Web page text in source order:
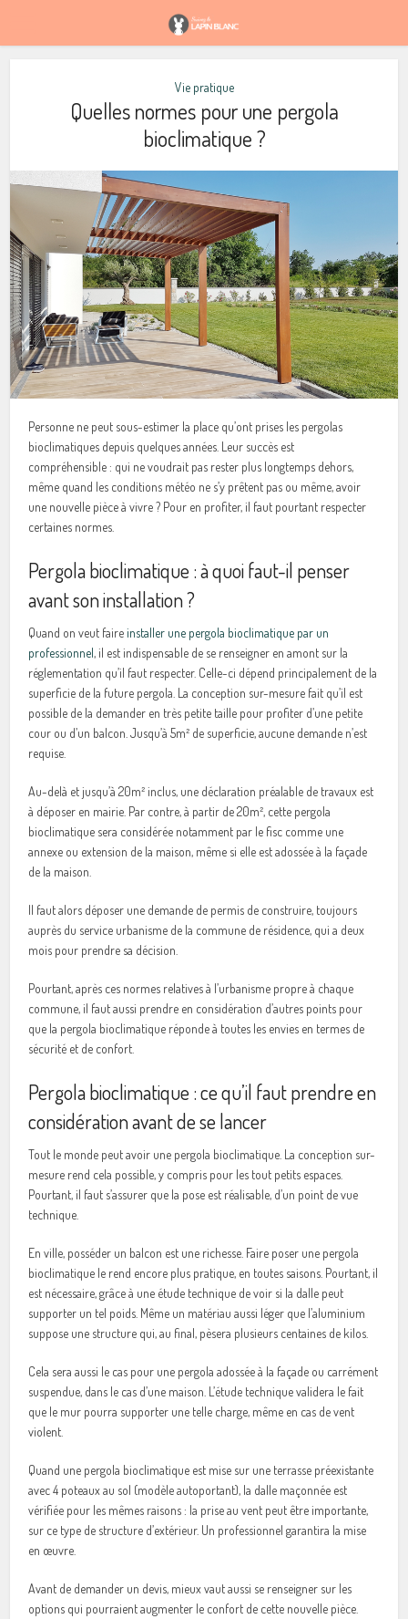
Vie pratique
Quelles normes pour une pergola
bioclimatique ?
Personne ne peut sous-estimer la place qu’ont prises les pergolas
bioclimatiques depuis quelques années. Leur succès est
compréhensible : qui ne voudrait pas rester plus longtemps dehors,
même quand les conditions météo ne s’y prêtent pas ou même, avoir
une nouvelle pièce à vivre ? Pour en profiter, il faut pourtant respecter
certaines normes.
Pergola bioclimatique : à quoi faut-il penser
avant son installation ?
Quand on veut faireinstaller une pergola bioclimatique par un
professionnel, il est indispensable de se renseigner en amont sur la
réglementation qu’il faut respecter. Celle-ci dépend principalement de la
superficie de la future pergola. La conception sur-mesure fait qu’il est
possible de la demander en très petite taille pour profiter d’une petite
cour ou d’un balcon. Jusqu’à 5m² de superficie, aucune demande n’est
requise.
Au-delà et jusqu’à 20m² inclus, une déclaration préalable de travaux est
à déposer en mairie. Par contre, à partir de 20m², cette pergola
bioclimatique sera considérée notamment par le fisc comme une
annexe ou extension de la maison, même si elle est adossée à la façade
de la maison.
Il faut alors déposer une demande de permis de construire, toujours
auprès du service urbanisme de la commune de résidence, qui a deux
mois pour prendre sa décision.
Pourtant, après ces normes relatives à l’urbanisme propre à chaque
commune, il faut aussi prendre en considération d’autres points pour
que la pergola bioclimatique réponde à toutes les envies en termes de
sécurité et de confort.
Pergola bioclimatique : ce qu’il faut prendre en
considération avant de se lancer
Tout le monde peut avoir une pergola bioclimatique. La conception sur-
mesure rend cela possible, y compris pour les tout petits espaces.
Pourtant, il faut s’assurer que la pose est réalisable, d’un point de vue
technique.
En ville, posséder un balcon est une richesse. Faire poser une pergola
bioclimatique le rend encore plus pratique, en toutes saisons. Pourtant, il
est nécessaire, grâce à une étude technique de voir si la dalle peut
supporter un tel poids. Même un matériau aussi léger que l’aluminium
suppose une structure qui, au final, pèsera plusieurs centaines de kilos.
Cela sera aussi le cas pour une pergola adossée à la façade ou carrément
suspendue, dans le cas d’une maison. L’étude technique validera le fait
que le mur pourra supporter une telle charge, même en cas de vent
violent.
Quand une pergola bioclimatique est mise sur une terrasse préexistante
avec 4 poteaux au sol (modèle autoportant), la dalle maçonnée est
vérifiée pour les mêmes raisons : la prise au vent peut être importante,
sur ce type de structure d’extérieur. Un professionnel garantira la mise
en œuvre.
Avant de demander un devis, mieux vaut aussi se renseigner sur les
options qui pourraient augmenter le confort de cette nouvelle pièce.